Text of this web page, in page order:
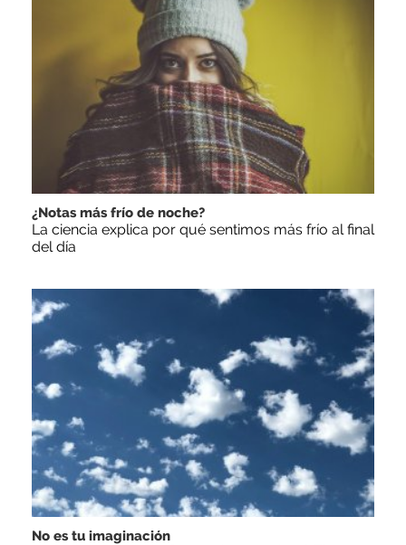
¿Notas más frío de noche?
La ciencia explica por qué sentimos más frío al final
del día
No es tu imaginación